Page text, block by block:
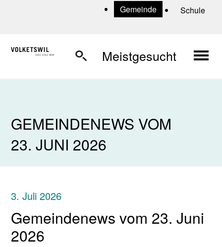
Navigieren in Volketswil
Schnellnavigation Gemeinde Schule
Meistgesucht
GEMEINDENEWS VOM
23. JUNI 2026
Gemeindenews vom 23. Juni
2026
3. Juli 2026